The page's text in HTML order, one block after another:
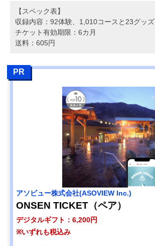
【スペック表】
収録内容：92体験、1,010コースと23グッズ
チケット有効期限：6カ月
送料：605円
PR
アソビュー株式会社(ASOVIEW Inc.)
ONSEN TICKET（ペア）
デジタルギフト：6,200円
※いずれも税込み